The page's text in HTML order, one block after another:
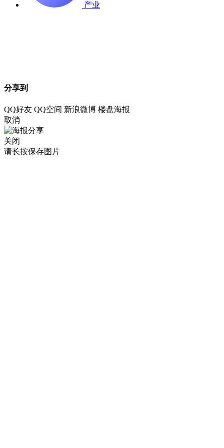
产业
分享到
QQ好友 QQ空间 新浪微博 楼盘海报
取消
关闭
请长按保存图片